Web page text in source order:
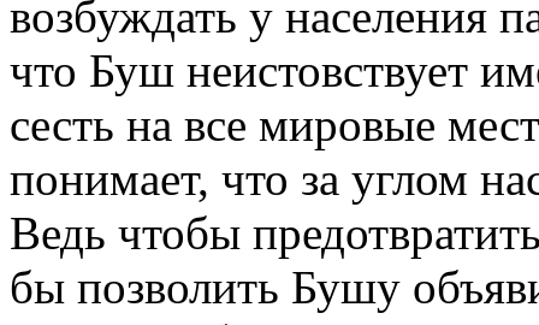
возбуждать у населения
что Буш неистовствует
сесть на все мировые
понимает, что за углом
Ведь чтобы
бы позволить Бушу